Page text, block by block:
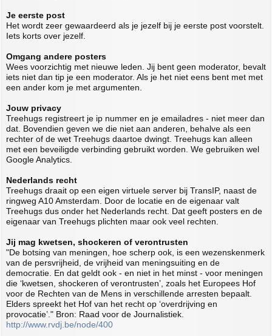
Je eerste post
Het wordt zeer gewaardeerd als je jezelf bij je eerste post voorstelt.
Iets korts over jezelf.
Omgang andere posters
Wees voorzichtig met nieuwe leden. Jij bent geen moderator, bevalt
iets niet dan tip je een moderator. Als je het niet eens bent met met
een ander kom je met argumenten.
Jouw privacy
Treehugs registreert je ip nummer en je emailadres - niet meer dan
dat. Bovendien geven we die niet aan anderen, behalve als een
rechter of de wet Treehugs daartoe dwingt. Treehugs kan alleen
met een beveiligde verbinding gebruikt worden. We gebruiken wel
Google Analytics.
Nederlands recht
Treehugs draait op een eigen virtuele server bij TransIP, naast de
ringweg A10 Amsterdam. Door de locatie en de eigenaar valt
Treehugs dus onder het Nederlands recht. Dat geeft posters en de
eigenaar van Treehugs plichten maar ook veel rechten.
Jij mag kwetsen, shockeren of verontrusten
"De botsing van meningen, hoe scherp ook, is een wezenskenmerk
van de persvrijheid, de vrijheid van meningsuiting en de
democratie. En dat geldt ook - en niet in het minst - voor meningen
die ‘kwetsen, shockeren of verontrusten’, zoals het Europees Hof
voor de Rechten van de Mens in verschillende arresten bepaalt.
Elders spreekt het Hof van het recht op ‘overdrijving en
provocatie’." Bron: Raad voor de Journalistiek.
http://www.rvdj.be/node/400